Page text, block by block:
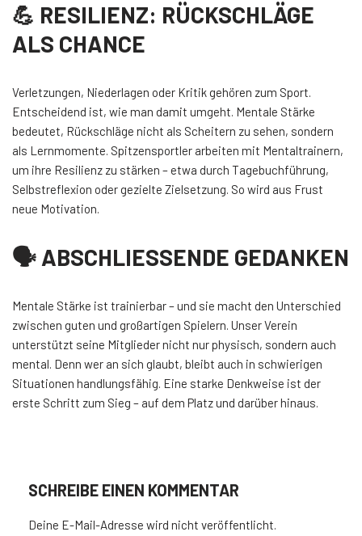
💪 RESILIENZ: RÜCKSCHLÄGE
ALS CHANCE
Verletzungen, Niederlagen oder Kritik gehören zum Sport.
Entscheidend ist, wie man damit umgeht. Mentale Stärke
bedeutet, Rückschläge nicht als Scheitern zu sehen, sondern
als Lernmomente. Spitzensportler arbeiten mit Mentaltrainern,
um ihre Resilienz zu stärken – etwa durch Tagebuchführung,
Selbstreflexion oder gezielte Zielsetzung. So wird aus Frust
neue Motivation.
🗣️ ABSCHLIESSENDE GEDANKEN
Mentale Stärke ist trainierbar – und sie macht den Unterschied
zwischen guten und großartigen Spielern. Unser Verein
unterstützt seine Mitglieder nicht nur physisch, sondern auch
mental. Denn wer an sich glaubt, bleibt auch in schwierigen
Situationen handlungsfähig. Eine starke Denkweise ist der
erste Schritt zum Sieg – auf dem Platz und darüber hinaus.
SCHREIBE EINEN KOMMENTAR
Deine E-Mail-Adresse wird nicht veröffentlicht.